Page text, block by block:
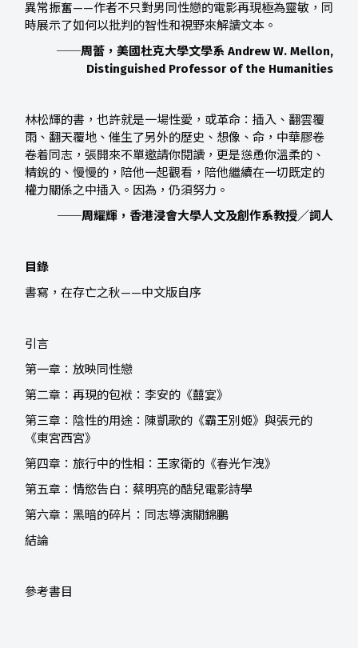
異常振奮——作者不只對男同性戀的電影再現極為靈敏，同
時展示了如何以批判的智性和視野來解讀文本。
──周蕾，美國杜克大學文學系 Andrew W. Mellon,
Distinguished Professor of the Humanities
林松輝的書，也許就是一場性愛，或革命：插入、翻雲覆
雨、翻天覆地、催生了另外的歷史、想像、命，中華膠卷
卷着同志，張開來不單邀請你閱讀，更是慫恿你溫柔的、
精銳的、慢慢的，陪他一起觀看，陪他繼續在一切既定的
權力關係之中插入。因為，仍須努力。
──周耀輝，香港浸會大學人文及創作系教授／詞人
目錄
書寫，在存亡之秋——中文版自序
引言
第一章：放映同性戀
第二章：再現的包袱：李安的《囍宴》
第三章：陰性的用途：陳凱歌的《霸王別姬》與張元的
《東宮西宮》
第四章：旅行中的性相：王家衛的《春光乍洩》
第五章：情慾告白：蔡明亮的酷兒電影詩學
第六章：黑暗的碎片：同志導演關錦鵬
結論
參考書目